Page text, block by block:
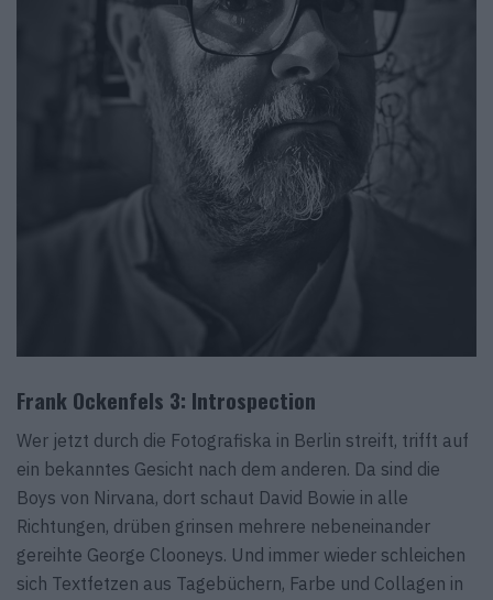
Frank Ockenfels 3: Introspection
Wer jetzt durch die Fotografiska in Berlin streift, trifft auf
ein bekanntes Gesicht nach dem anderen. Da sind die
Boys von Nirvana, dort schaut David Bowie in alle
Richtungen, drüben grinsen mehrere nebeneinander
gereihte George Clooneys. Und immer wieder schleichen
sich Textfetzen aus Tagebüchern, Farbe und Collagen in